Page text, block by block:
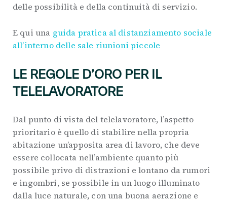
delle possibilità e della continuità di servizio.
E qui una guida pratica al distanziamento sociale
all’interno delle sale riunioni piccole
LE REGOLE D’ORO PER IL
TELELAVORATORE
Dal punto di vista del telelavoratore, l’aspetto
prioritario è quello di stabilire nella propria
abitazione un’apposita area di lavoro, che deve
essere collocata nell’ambiente quanto più
possibile privo di distrazioni e lontano da rumori
e ingombri, se possibile in un luogo illuminato
dalla luce naturale, con una buona aerazione e